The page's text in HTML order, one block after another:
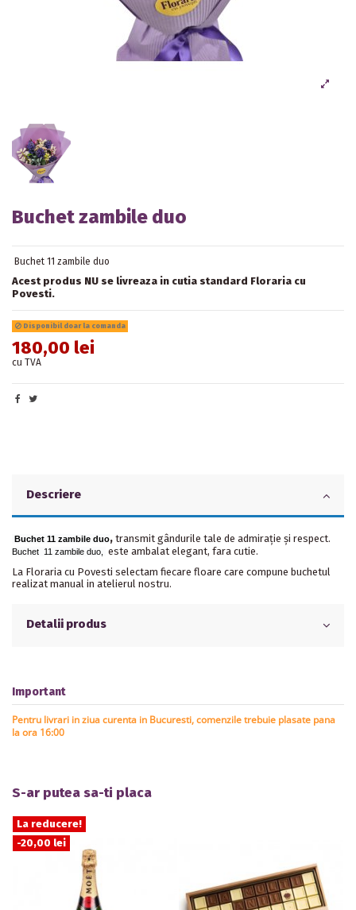
Buchet zambile duo
Buchet 11 zambile duo
Acest produs NU se livreaza in cutia standard Floraria cu
Povesti.
Disponibil doar la comanda
180,00 lei
cu TVA
Descriere
Buchet 11 zambile duo, transmit gândurile tale de admirație și respect.
Buchet 11 zambile duo,
este ambalat elegant, fara cutie.
La Floraria cu Povesti selectam fiecare floare care compune buchetul
realizat manual in atelierul nostru.
Detalii produs
Important
Pentru livrari in ziua curenta in Bucuresti, comenzile trebuie plasate pana
la ora 16:00
S-ar putea sa-ti placa
La reducere!
-20,00 lei